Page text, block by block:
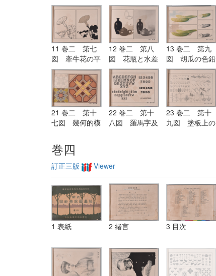
11 巻二 第七
図 牽牛花の平
塗画と線画
12 巻二 第八
図 花瓶と水差
（明暗の練習）
13 巻二 第九
図 胡瓜の色鉛
筆画・鉛筆画・
水彩画及びペン
画
21 巻二 第十
七図 幾何的模
22 巻二 第十
八図 羅馬字及
23 巻二 第十
九図 塗板上の
巻四
訂正三版 Viewer
1 表紙 2 緒言 3 目次